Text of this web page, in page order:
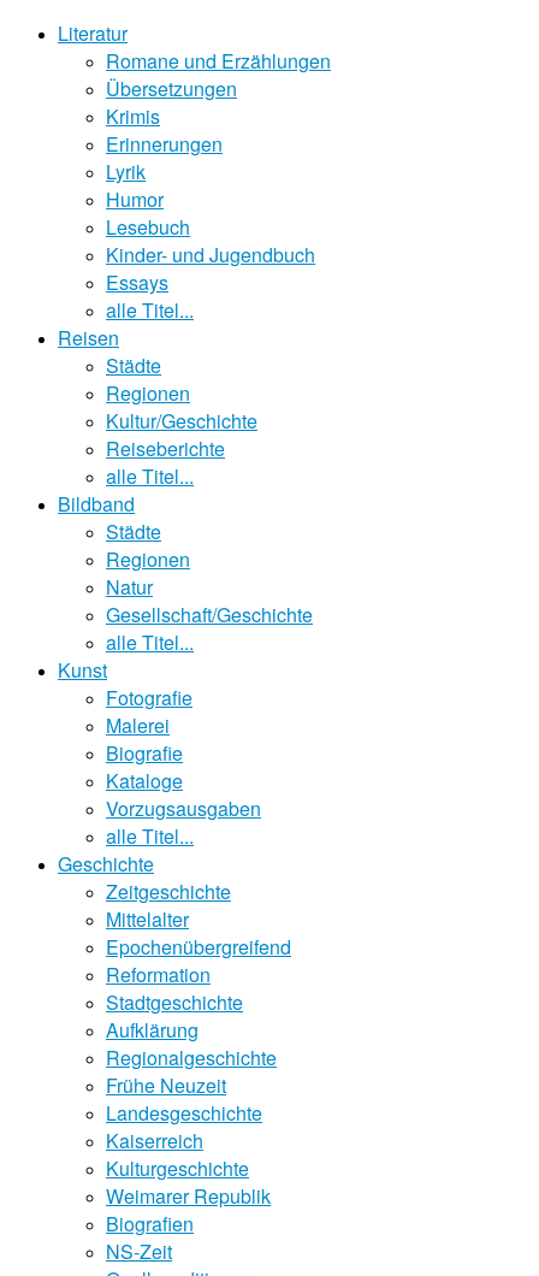
Literatur
Romane und Erzählungen
Übersetzungen
Krimis
Erinnerungen
Lyrik
Humor
Lesebuch
Kinder- und Jugendbuch
Essays
alle Titel...
Reisen
Städte
Regionen
Kultur/Geschichte
Reiseberichte
alle Titel...
Bildband
Städte
Regionen
Natur
Gesellschaft/Geschichte
alle Titel...
Kunst
Fotografie
Malerei
Biografie
Kataloge
Vorzugsausgaben
alle Titel...
Geschichte
Zeitgeschichte
Mittelalter
Epochenübergreifend
Reformation
Stadtgeschichte
Aufklärung
Regionalgeschichte
Frühe Neuzeit
Landesgeschichte
Kaiserreich
Kulturgeschichte
Weimarer Republik
Biografien
NS-Zeit